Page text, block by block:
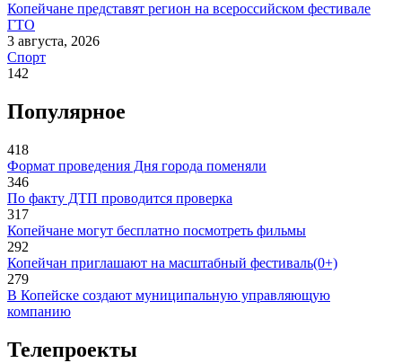
Копейчане представят регион на всероссийском фестивале
ГТО
3 августа, 2026
Спорт
142
Популярное
418
Формат проведения Дня города поменяли
346
По факту ДТП проводится проверка
317
Копейчане могут бесплатно посмотреть фильмы
292
Копейчан приглашают на масштабный фестиваль(0+)
279
В Копейске создают муниципальную управляющую
компанию
Телепроекты